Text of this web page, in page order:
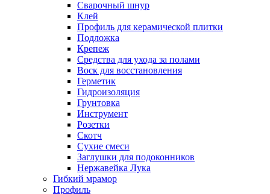
Сварочный шнур
Клей
Профиль для керамической плитки
Подложка
Крепеж
Средства для ухода за полами
Воск для восстановления
Герметик
Гидроизоляция
Грунтовка
Инструмент
Розетки
Скотч
Сухие смеси
Заглушки для подоконников
Нержавейка Лука
Гибкий мрамор
Профиль